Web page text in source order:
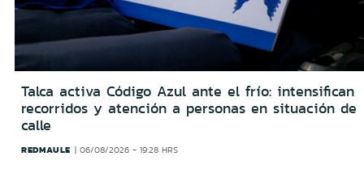
Talca activa Código Azul ante el frío: intensifican
recorridos y atención a personas en situación de
calle
REDMAULE 06/08/2026 - 19:28 HRS